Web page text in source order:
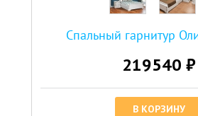
Спальный гарнитур
219540 ₽
В КОРЗИНУ